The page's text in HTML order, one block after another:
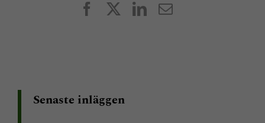
FacebookLinkedIn
E-
Senaste inläggen